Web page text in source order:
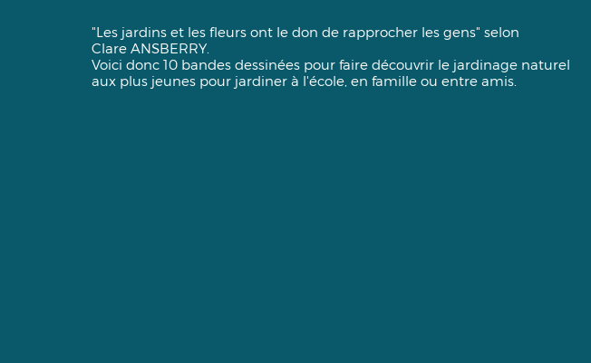
"Les jardins et les fleurs ont le don de rapprocher les gens" selon
Clare ANSBERRY.
Voici donc 10 bandes dessinées pour faire découvrir le jardinage naturel
aux plus jeunes pour jardiner à l'école, en famille ou entre amis.